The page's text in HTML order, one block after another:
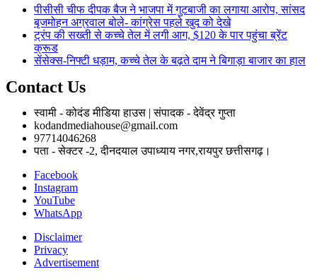
पीसीसी चीफ दीपक बैज ने भाजपा में गुटबाजी का लगाया आरोप, सांसद
बृजमोहन अग्रवाल बोले- कांग्रेस पहले खुद को देखे
ट्रंप की सख्ती से कच्चे तेल में लगी आग, $120 के पार पहुंचा ब्रेंट
क्रूड
सेंसेक्स-निफ्टी धड़ाम, कच्चे तेल के बढ़ते दाम ने बिगाड़ा बाजार का हाल
Contact Us
स्वामी - कोदंड मीडिया हाउस | संपादक - देवेंद्र गुप्ता
kodandmediahouse@gmail.com
97714046268
पता - सेक्टर -2, दीनदयाल उपाध्याय नगर,रायपुर छत्तीसगढ़।
Facebook
Instagram
YouTube
WhatsApp
Disclaimer
Privacy
Advertisement